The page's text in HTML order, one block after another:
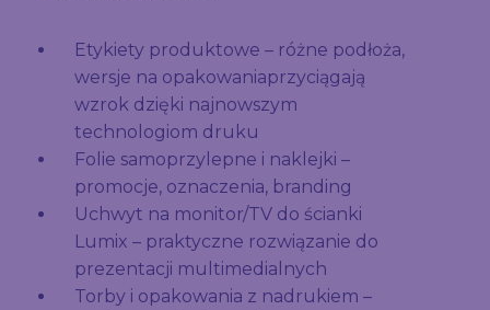
Etykiety produktowe – różne podłoża,
wersje na opakowaniaprzyciągają
wzrok dzięki najnowszym
technologiom druku
Folie samoprzylepne i naklejki –
promocje, oznaczenia, branding
Uchwyt na monitor/TV do ścianki
Lumix – praktyczne rozwiązanie do
prezentacji multimedialnych
Torby i opakowania z nadrukiem –